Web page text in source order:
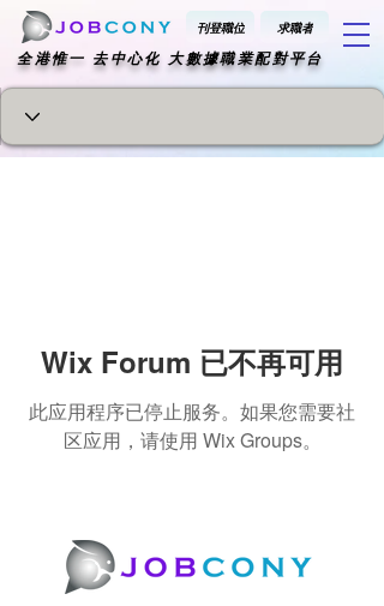
刊登職位 求職者
​全港惟一 去中心化 大數據職業配對平台
Wix Forum 已不再可用
此应用程序已停止服务。如果您需要社
区应用，请使用 Wix Groups。